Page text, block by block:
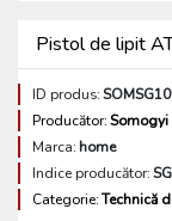
Pistol de lipit
ID produs:
Producător:Somogyi
Marca:home
Indice producător:
Categorie:Technică